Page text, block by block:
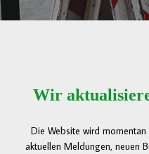
Wir
Die Website wird
aktuellen Meldungen, neuen